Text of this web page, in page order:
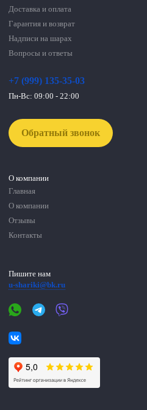
Доставка и оплата
Гарантия и возврат
Надписи на шарах
Вопросы и ответы
О компании
Главная
О компании
Отзывы
Контакты
Пишите нам
u-shariki@bk.ru
+7 (999) 135-35-03
Пн-Вс: 09:00 - 22:00
Обратный звонок